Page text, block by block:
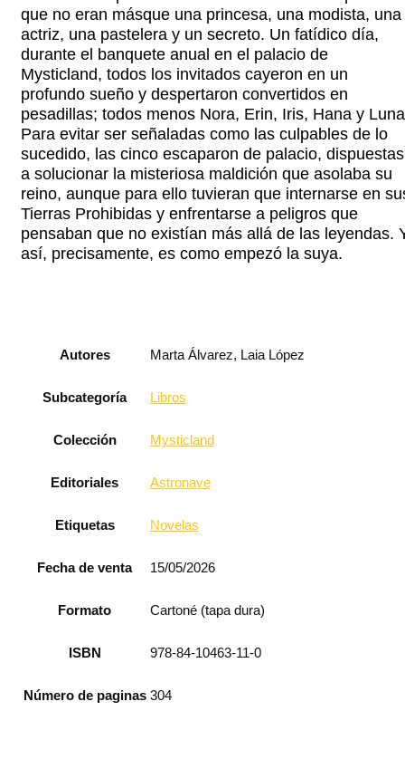
que no eran másque una princesa, una modista, una
actriz, una pastelera y un secreto. Un fatídico día,
durante el banquete anual en el palacio de
Mysticland, todos los invitados cayeron en un
profundo sueño y despertaron convertidos en
pesadillas; todos menos Nora, Erin, Iris, Hana y
Para evitar ser señaladas como las culpables de lo
sucedido, las cinco escaparon de palacio, dispuestas
a solucionar la misteriosa maldición que asolaba su
reino, aunque para ello tuvieran que internarse en
Tierras Prohibidas y enfrentarse a peligros que
pensaban que no existían más allá de las leyendas.
así, precisamente, es como empezó la suya.
Autores Marta Álvarez, Laia López
Subcategoría Libros
Colección Mysticland
Editoriales Astronave
Etiquetas Novelas
Fecha de venta 15/05/2026
Formato Cartoné (tapa dura)
ISBN 978-84-10463-11-0
Número de paginas 304